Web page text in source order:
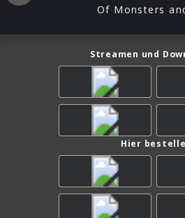
Of Monsters
Streamen und
Hier